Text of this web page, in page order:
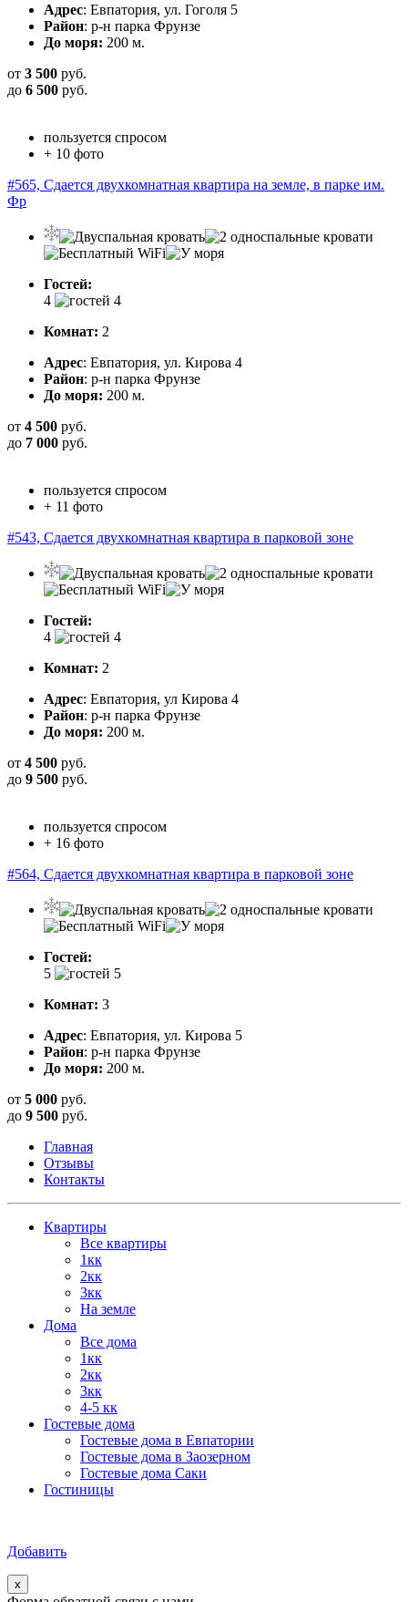
Адрес: Евпатория, ул. Гоголя 5
Район: р-н парка Фрунзе
До моря: 200 м.
от 3 500 руб.
до 6 500 руб.
пользуется спросом
+ 10 фото
#565, Сдается двухкомнатная квартира на земле, в парке им.
Фр
Гостей:
4
Комнат: 2
Адрес: Евпатория, ул. Кирова 4
Район: р-н парка Фрунзе
До моря: 200 м.
от 4 500 руб.
до 7 000 руб.
пользуется спросом
+ 11 фото
#543, Сдается двухкомнатная квартира в парковой зоне
Гостей:
4
Комнат: 2
Адрес: Евпатория, ул Кирова 4
Район: р-н парка Фрунзе
До моря: 200 м.
от 4 500 руб.
до 9 500 руб.
пользуется спросом
+ 16 фото
#564, Сдается двухкомнатная квартира в парковой зоне
Гостей:
5
Комнат: 3
Адрес: Евпатория, ул. Кирова 5
Район: р-н парка Фрунзе
До моря: 200 м.
от 5 000 руб.
до 9 500 руб.
Главная
Отзывы
Контакты
Квартиры
Все квартиры
1кк
2кк
3кк
На земле
Дома
Все дома
1кк
2кк
3кк
4-5 кк
Гостевые дома
Гостевые дома в Евпатории
Гостевые дома в Заозерном
Гостевые дома Саки
Гостиницы
Добавить
x